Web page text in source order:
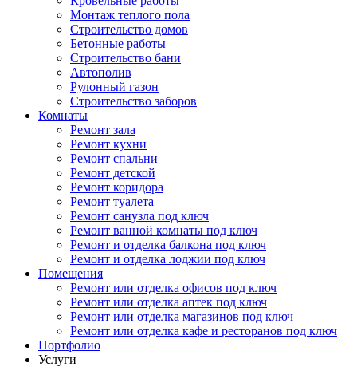
Монтаж теплого пола
Строительство домов
Бетонные работы
Строительство бани
Автополив
Рулонный газон
Строительство заборов
Комнаты
Ремонт зала
Ремонт кухни
Ремонт спальни
Ремонт детской
Ремонт коридора
Ремонт туалета
Ремонт санузла под ключ
Ремонт ванной комнаты под ключ
Ремонт и отделка балкона под ключ
Ремонт и отделка лоджии под ключ
Помещения
Ремонт или отделка офисов под ключ
Ремонт или отделка аптек под ключ
Ремонт или отделка магазинов под ключ
Ремонт или отделка кафе и ресторанов под ключ
Портфолио
Услуги